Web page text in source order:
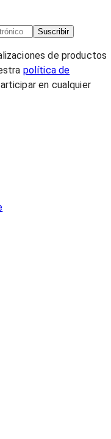
Suscribir
de productos
política de
en cualquier